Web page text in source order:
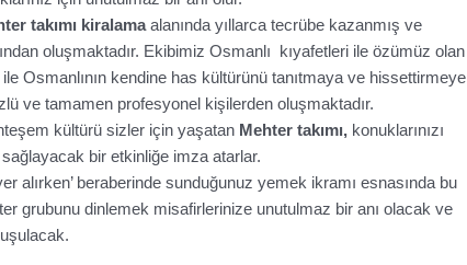
takımı kiralamaalanında yıllarca tecrübe kazanmış ve
oluşmaktadır. Ekibimiz Osmanlı kıyafetleri ile özümüz olan
Osmanlının kendine has kültürünü tanıtmaya ve hissettirmeye
ve tamamen profesyonel kişilerden oluşmaktadır.
kültürü sizler için yaşatan Mehter takımı, konuklarınızı
bir etkinliğe imza atarlar.
alırken’ beraberinde sunduğunuz yemek ikramı esnasında bu
grubunu dinlemek misafirlerinize unutulmaz bir anı olacak ve